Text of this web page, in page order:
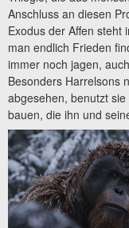
Anschluss an diesen
Exodus der Affen steht
man endlich Frieden
immer noch jagen,
Besonders Harrelsons
abgesehen, benutzt
bauen, die ihn und